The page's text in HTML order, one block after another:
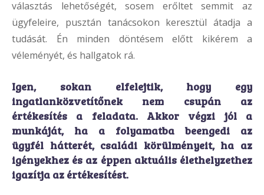
választás lehetőségét, sosem erőltet semmit az
ügyfeleire, pusztán tanácsokon keresztül átadja a
tudását. Én minden döntésem előtt kikérem a
véleményét, és hallgatok rá.
Igen, sokan elfelejtik, hogy egy
ingatlanközvetítőnek nem csupán az
értékesítés a feladata. Akkor végzi jól a
munkáját, ha a folyamatba beengedi az
ügyfél hátterét, családi körülményeit, ha az
igényekhez és az éppen aktuális élethelyzethez
igazítja az értékesítést.